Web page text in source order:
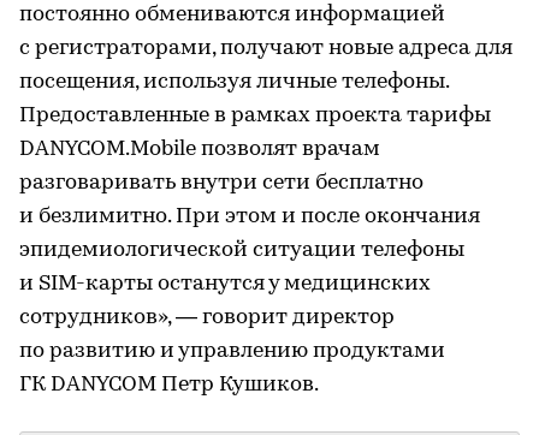
постоянно обмениваются информацией
с регистраторами, получают новые адреса для
посещения, используя личные телефоны.
Предоставленные в рамках проекта тарифы
DANYCOM.Mobile позволят врачам
разговаривать внутри сети бесплатно
и безлимитно. При этом и после окончания
эпидемиологической ситуации телефоны
и SIM-карты останутся у медицинских
сотрудников», — говорит директор
по развитию и управлению продуктами
ГК DANYCOM Петр Кушиков.